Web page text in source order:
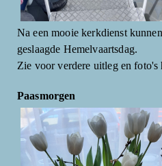
Na een mooie kerkdienst
geslaagde Hemelvaartsdag.
Zie voor verdere uitleg en foto's
Paasmorgen